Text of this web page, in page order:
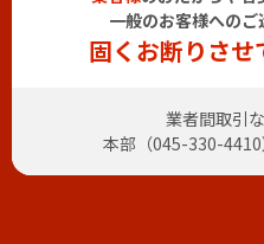
一般のお客様へのご
固くお断りさせ
業者間取引
本部（045-330-4410